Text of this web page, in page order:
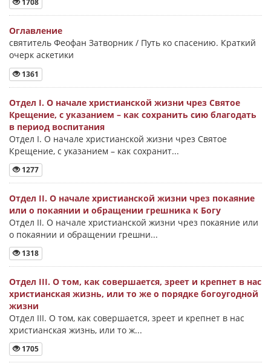
1708
Оглавление
святитель Феофан Затворник / Путь ко спасению. Краткий
очерк аскетики
1361
Отдел I. О начале христианской жизни чрез Святое
Крещение, с указанием – как сохранить сию благодать
в период воспитания
Отдел I. О начале христианской жизни чрез Святое
Крещение, с указанием – как сохранит...
1277
Отдел II. О начале христианской жизни чрез покаяние
или о покаянии и обращении грешника к Богу
Отдел II. О начале христианской жизни чрез покаяние или
о покаянии и обращении грешни...
1318
Отдел III. О том, как совершается, зреет и крепнет в нас
христианская жизнь, или то же о порядке богоугодной
жизни
Отдел III. О том, как совершается, зреет и крепнет в нас
христианская жизнь, или то ж...
1705